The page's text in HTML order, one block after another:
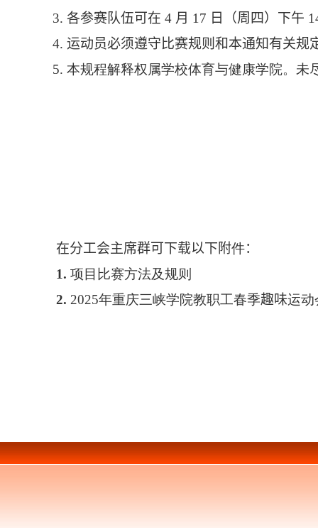
3. 各参赛队伍可在 4 月 17 日（周四）下午
4. 运动员必须遵守比赛规则和本通知有关规
5. 本规程解释权属学校体育与健康学院。未
在分工会主席群可下载以下附件：
1. 项目比赛方法及规则
2. 2025年重庆三峡学院教职工春季趣味运动